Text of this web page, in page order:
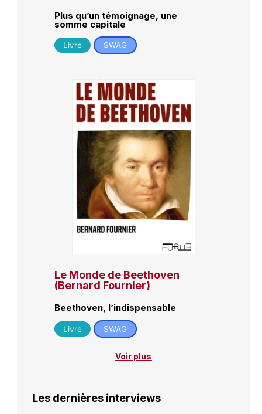
Plus qu’un témoignage, une
somme capitale
Livre SWAG
Le Monde de Beethoven
(Bernard Fournier)
Beethoven, l’indispensable
Livre SWAG
Voir plus
Les dernières interviews